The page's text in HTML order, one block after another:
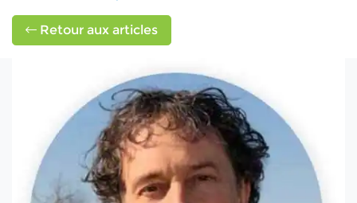
Retour aux articles